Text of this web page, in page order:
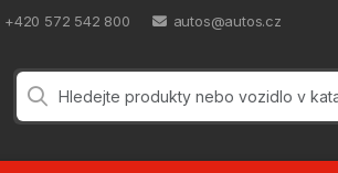
+420 572 542 800 autos@autos.cz